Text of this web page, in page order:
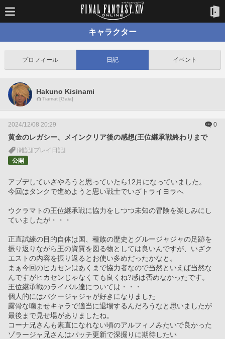
キャラクター
プロフィール 日記 イベント
Hakuno Kisinami
Tiamat [Gaia]
2024/12/08 20:29 0
黄金のレガシー、メインクリア後の感想(王位継承戦終わりまで
[雑記] [プレイ日記]
公開
アプデしていざやろうと思っていたら12月になっていました。
今回はタンクで進めようと思い戦士でいざトライヨラへ
ウクラマトの王位継承戦に協力をしつつ未知の冒険を楽しみにし
ていましたが・・・
正直試練の目的自体は国、種族の歴史とグルージャジャの足跡を
振り返りながら王の資質を図る物としては良いんですが、いざク
エストの内容を振り返るとお使い多めだったかなと。
まぁ今回のヒカセンはあくまで協力者なので当然といえば当然な
んですがヒカセンじゃなくても良くね?感は否めなかったです。
王位継承戦のライバル達については・・・
個人的にはバクージャジャが好きになりました
露骨な噛ませキャラで適当に退場するんだろうなと思いましたが
最後まで見せ場がありましたね。
コーナ兄さんも素直になれない頃のアルフィノみたいで良かった
ゾラージャ兄さんはパッチ更新で深掘りに期待したい